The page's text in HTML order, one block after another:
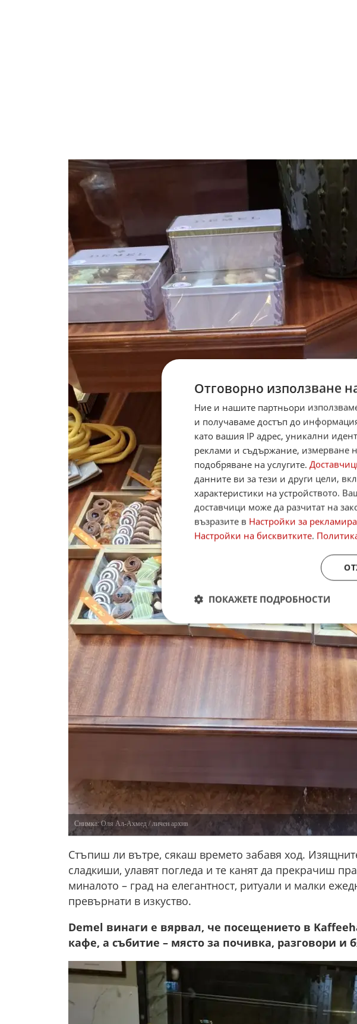
Снимка: Оля Ал-Ахмед / личен архив
Стъпиш ли вътре, сякаш времето забавя ход.
сладкиши, улавят погледа и те канят да прекрачиш
миналото – град на елегантност, ритуали и малки
превърнати в изкуство.
Demel винаги е вярвал, че посещението в
кафе, а събитие – място за почивка, разговори и
Отговорно използване
Ние и нашите партньори
и получаваме достъп до
като вашия IP адрес, уникални
реклами и съдържание, измерване
подобряване на услугите.
данните ви за тези и други цели,
характеристики на устройството.
доставчици може да разчитат на
възразите в Настройки за
Настройки на бисквитките.
ПОКАЖЕТЕ ПОДРОБНОСТИ